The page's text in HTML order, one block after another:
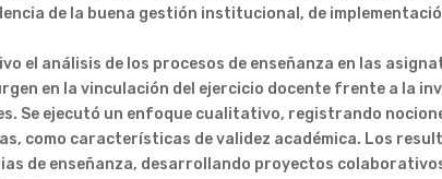
de la buena gestión institucional, de
el análisis de los procesos de enseñanza en las
en la vinculación del ejercicio docente frente a la
Se ejecutó un enfoque cualitativo, registrando
como características de validez académica. Los
de enseñanza, desarrollando proyectos